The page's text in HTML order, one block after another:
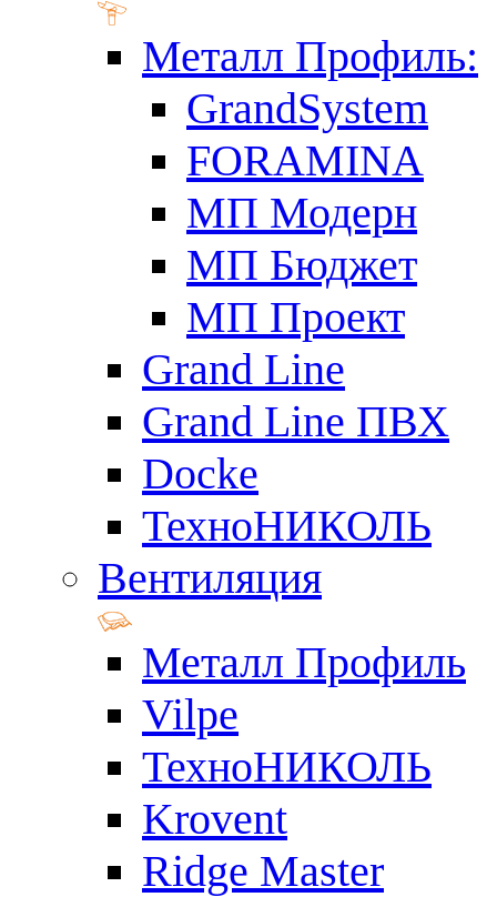
Металл Профиль:
GrandSystem
FORAMINA
МП Модерн
МП Бюджет
МП Проект
Grand Line
Grand Line ПВХ
Docke
ТехноНИКОЛЬ
Вентиляция
Металл Профиль
Vilpe
ТехноНИКОЛЬ
Krovent
Ridge Master